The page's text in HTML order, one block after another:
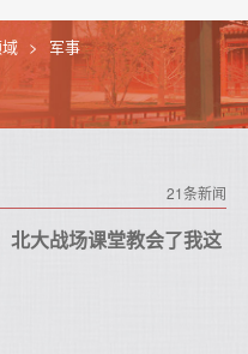
军事
21条新闻
北大战场课堂教会了我这